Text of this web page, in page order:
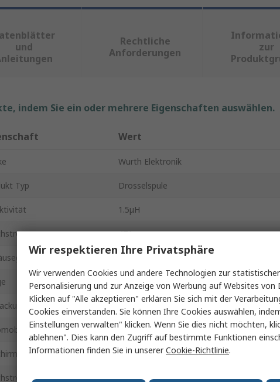
und
Rechtliche
Anforderungen
zur
indem Sie ein oder mehrere Eigenschaften auswählen.
Wert
Wurth Elektronik
Typ Drosselspule
1.5μH
max. 47A
27.5mm
Schale und Karton
AEC-Q200
Nein
max. 0.6mΩ
Wir respektieren Ihre Privatsphäre
Wir verwenden Cookies und andere Technologien zur
Personalisierung und zur Anzeige von Werbung auf Websites
Klicken auf "Alle akzeptieren" erklären Sie sich mit der
Cookies einverstanden. Sie können Ihre Cookies auswählen,
Einstellungen verwalten" klicken. Wenn Sie dies nicht möchten,
ablehnen". Dies kann den Zugriff auf bestimmte Funktionen
Informationen finden Sie in unsererCookie-Richtlinie.